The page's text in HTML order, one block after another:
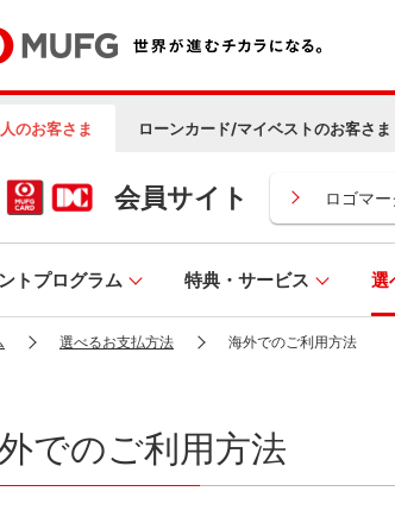
のお客さま ローンカード/マイベストのお客さま
会員サイト ロゴマ
トプログラム 特典・サービス 選
選べるお支払方法 海外でのご利用方法
でのご利用方法